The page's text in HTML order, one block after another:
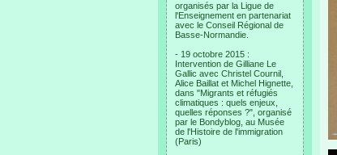
organisés par la Ligue de
l'Enseignement en partenariat
avec le Conseil Régional de
Basse-Normandie.
- 19 octobre 2015 :
Intervention de Gilliane Le
Gallic avec Christel Cournil,
Alice Baillat et Michel Hignette,
dans "Migrants et réfugiés
climatiques : quels enjeux,
quelles réponses ?", organisé
par le Bondyblog, au Musée
de l'Histoire de l'immigration
(Paris)